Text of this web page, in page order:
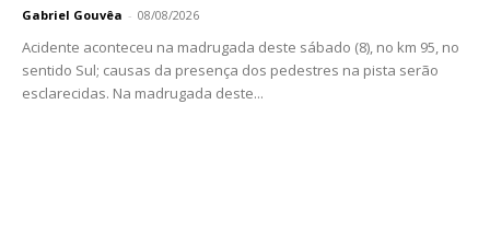
Gabriel Gouvêa - 08/08/2026
Acidente aconteceu na madrugada deste sábado (8), no km 95, no
sentido Sul; causas da presença dos pedestres na pista serão
esclarecidas. Na madrugada deste...